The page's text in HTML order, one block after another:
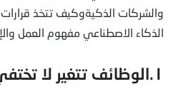
والشركات الذكيةوكيف تتخذ
الذكاء الاصطناعي مفهوم العمل
١.الوظائف تتغير لا تختفي